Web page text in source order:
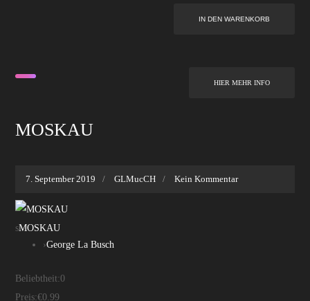
HIER MEHR INFO
MOSKAU
7. September 2019 GLMucCH Kein Kommentar
sMOSKAU
›George La Busch
Beliebtheit:0
Preis:€0.99